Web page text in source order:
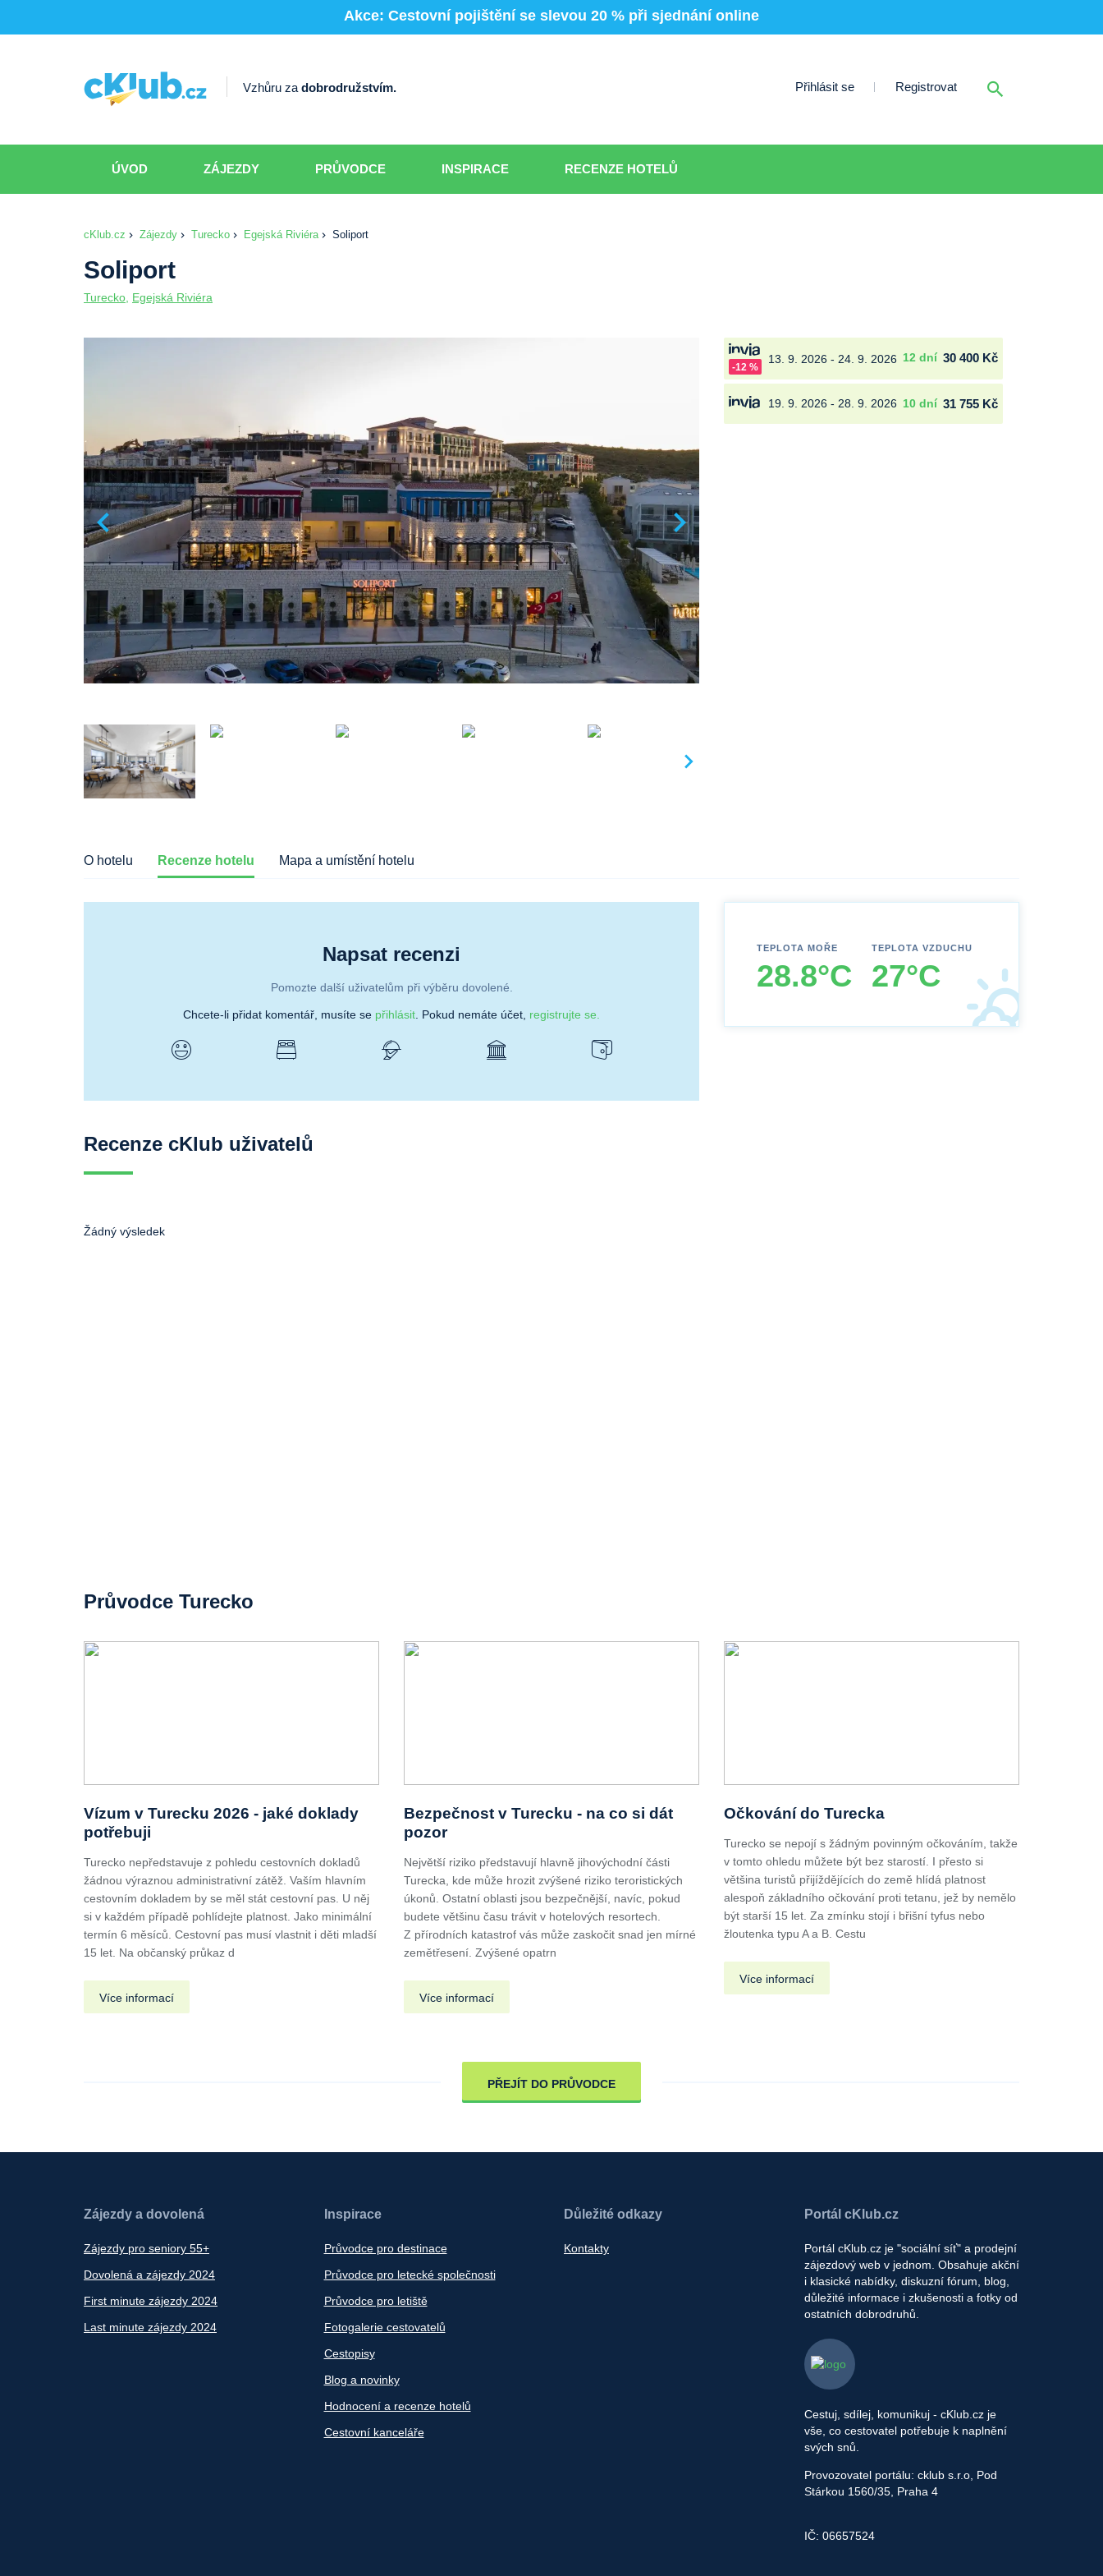
Akce: Cestovní pojištění se slevou 20 % při sjednání online
Vzhůru zadobrodružstvím. Přihlásit se Registrovat
ÚVOD ZÁJEZDY PRŮVODCE INSPIRACE RECENZE HOTELŮ
cKlub.cz Zájezdy Turecko Egejská Riviéra Soliport
Soliport
Turecko Egejská Riviéra
-12 %
13. 9. 2026 - 24. 9. 2026 12 dní 30 400 Kč
19. 9. 2026 - 28. 9. 2026 10 dní 31 755 Kč
O hotelu Recenze hotelu Mapa a umístění hotelu
Napsat recenzi
Pomozte další uživatelům při výběru dovolené.
Chcete-li přidat komentář, musíte se přihlásit . Pokud nemáte účet, registrujte se.
Recenze cKlub uživatelů
Žádný výsledek
TEPLOTA MOŘE
28.8°C
TEPLOTA VZDUCHU
27°C
Průvodce Turecko
Vízum v Turecku 2026 - jaké doklady
potřebuji
Turecko nepředstavuje z pohledu cestovních dokladů
žádnou výraznou administrativní zátěž. Vaším hlavním
cestovním dokladem by se měl stát cestovní pas. U něj
si v každém případě pohlídejte platnost. Jako minimální
termín 6 měsíců. Cestovní pas musí vlastnit i děti mladší
15 let. Na občanský průkaz d
Více informací
Bezpečnost v Turecku - na co si dát
pozor
Největší riziko představují hlavně jihovýchodní části
Turecka, kde může hrozit zvýšené riziko teroristických
úkonů. Ostatní oblasti jsou bezpečnější, navíc, pokud
budete většinu času trávit v hotelových resortech.
Z přírodních katastrof vás může zaskočit snad jen mírné
zemětřesení. Zvýšené opatrn
Více informací
Očkování do Turecka
Turecko se nepojí s žádným povinným očkováním, takže
v tomto ohledu můžete být bez starostí. I přesto si
většina turistů přijíždějících do země hlídá platnost
alespoň základního očkování proti tetanu, jež by nemělo
být starší 15 let. Za zmínku stojí i břišní tyfus nebo
žloutenka typu A a B. Cestu
Více informací
PŘEJÍT DO PRŮVODCE
Zájezdy a dovolená
Zájezdy pro seniory 55+
Dovolená a zájezdy 2024
First minute zájezdy 2024
Last minute zájezdy 2024
Inspirace
Průvodce pro destinace
Průvodce pro letecké společnosti
Průvodce pro letiště
Fotogalerie cestovatelů
Cestopisy
Blog a novinky
Hodnocení a recenze hotelů
Cestovní kanceláře
Důležité odkazy
Kontakty
Portál cKlub.cz
Portál cKlub.cz je "sociální síť" a prodejní
zájezdový web v jednom. Obsahuje akční
i klasické nabídky, diskuzní fórum, blog,
důležité informace i zkušenosti a fotky od
ostatních dobrodruhů.
Cestuj, sdílej, komunikuj - cKlub.cz je
vše, co cestovatel potřebuje k naplnění
svých snů.
Provozovatel portálu: cklub s.r.o, Pod
Stárkou 1560/35, Praha 4
IČ: 06657524